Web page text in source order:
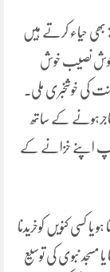
بھی حیاء کرتے ہیں
خوش نصیب خوش
کی خوشخبری ملی۔
تاجرہونے کے ساتھ
آپ اپنے خزانے کے
کسی کنویں کوخریدنا
مسجد نبوی کی توسیع